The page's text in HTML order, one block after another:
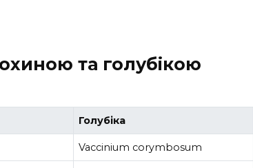
та голубікою
Голубіка
Vaccinium corymbosum